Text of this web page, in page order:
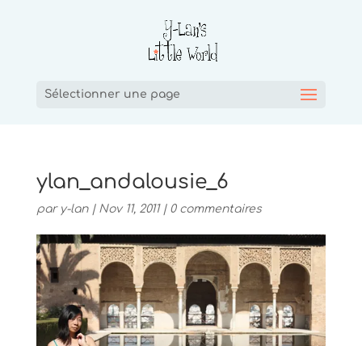
Sélectionner une page
ylan_andalousie_6
par y-lan| Nov 11, 2011| 0 commentaires